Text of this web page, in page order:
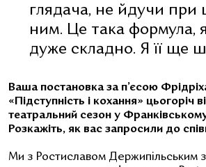
глядача, не йдучи при
ним. Це така формула,
дуже складно. Я її ще
Ваша постановка за п’єсою
«Підступність і кохання» цьогоріч
театральний сезон у
Розкажіть, як вас запросили до
Ми з Ростиславом Держипільським